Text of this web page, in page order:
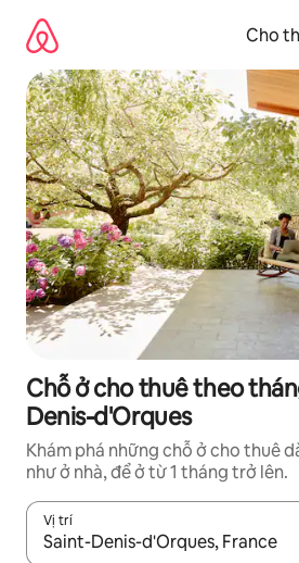
dung
Cho
Chỗ ở cho thuê theo
Denis-d'Orques
Khám phá những chỗ ở cho thuê
như ở nhà, để ở từ 1 tháng trở lên.
Vị trí
Khi có kết quả, hãy điều hướng